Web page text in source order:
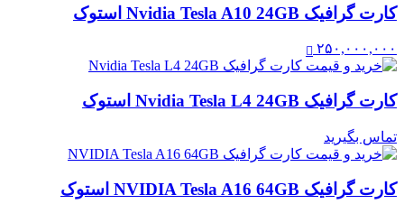
کارت گرافیک Nvidia Tesla A10 24GB استوک
۲۵۰,۰۰۰,۰۰۰
کارت گرافیک Nvidia Tesla L4 24GB استوک
تماس بگیرید
کارت گرافیک NVIDIA Tesla A16 64GB استوک